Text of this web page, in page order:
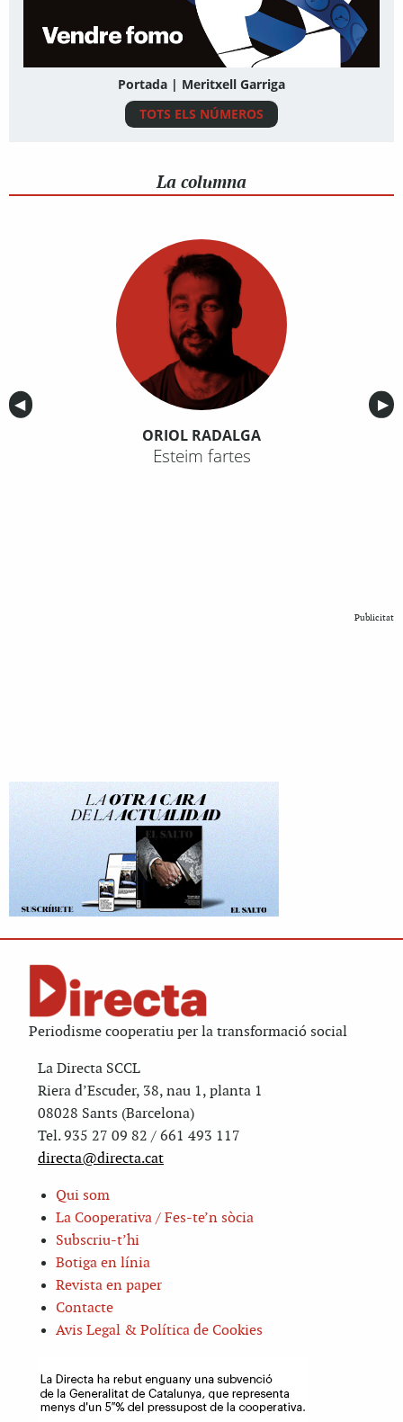
Portada | Meritxell Garriga
TOTS ELS NÚMEROS
La columna
Anterior
◀︎ ▶︎
ORIOL RADALGA
Esteim fartes
Publicitat
Periodisme cooperatiu per la transformació social
La Directa SCCL
Riera d’Escuder, 38, nau 1, planta 1
08028 Sants (Barcelona)
Tel. 935 27 09 82 / 661 493 117
directa@directa.cat
Qui som
La Cooperativa / Fes-te’n sòcia
Subscriu-t’hi
Botiga en línia
Revista en paper
Contacte
Avis Legal & Política de Cookies